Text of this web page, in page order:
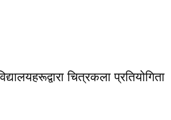
चित्रकला प्रतियोगिता